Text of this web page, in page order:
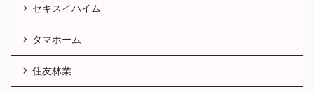
セキスイハイム
タマホーム
住友林業